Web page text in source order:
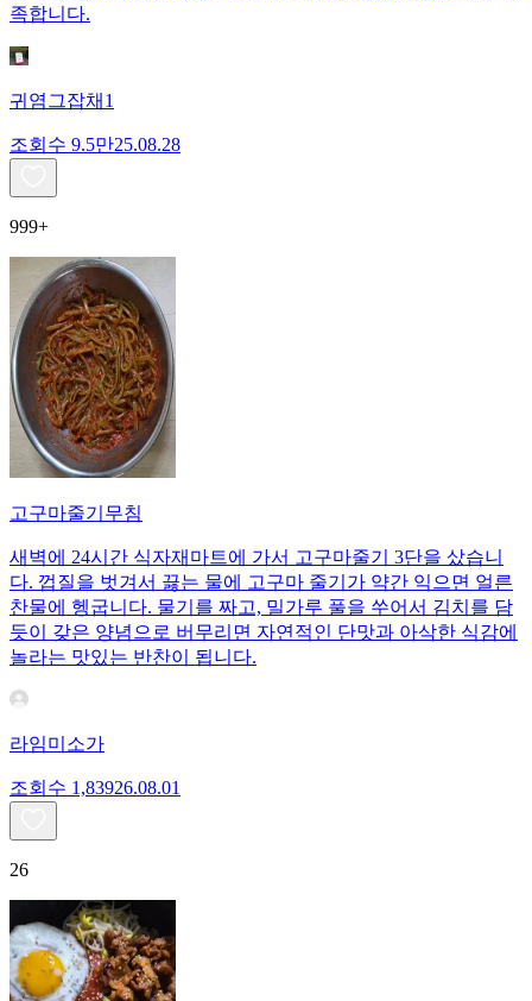
족합니다.
귀염그잡채1
조회수 9.5만25.08.28
999+
고구마줄기무침
새벽에 24시간 식자재마트에 가서 고구마줄기 3단을 샀습니
다. 껍질을 벗겨서 끓는 물에 고구마 줄기가 약간 익으면 얼른
찬물에 헹굽니다. 물기를 짜고, 밀가루 풀을 쑤어서 김치를 담
듯이 갖은 양념으로 버무리면 자연적인 단맛과 아삭한 식감에
놀라는 맛있는 반찬이 됩니다.
라임미소가
조회수 1,83926.08.01
26